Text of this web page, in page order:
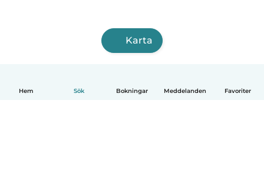
Hem Sök Bokningar Meddelanden Favoriter
Karta